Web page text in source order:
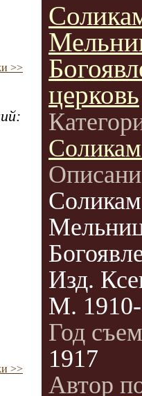
>>
>>
церковь
Изд.
М. 1910-
Год
1917
Автор